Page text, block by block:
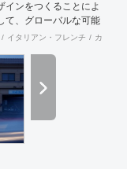
インをつくることによ
て、グローバルな可能
して、常に世界を意識
など 空間体験を通じ
くります。 プロダク
り物など 立体化され
う無形の財産を築き
ゴ、パッケージ、ブッ
可能にすることによっ
サイン、デジタルサ
イタリアン・フレンチ カフェ